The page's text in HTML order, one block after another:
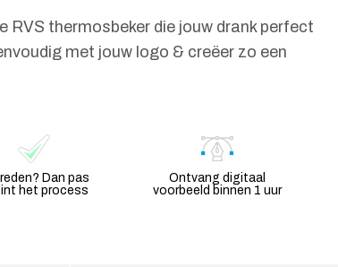
RVS thermosbeker die jouw drank perfect
met jouw logo & creëer zo een
Dan pas
het process
Ontvang digitaal
voorbeeld binnen 1 uur